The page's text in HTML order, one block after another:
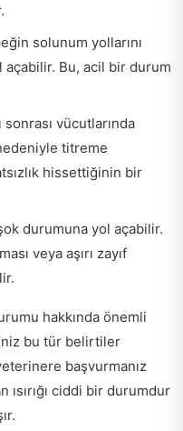
solunum yollarını
açabilir. Bu, acil bir durum
sonrası vücutlarında
titreme
hissettiğinin bir
durumuna yol açabilir.
veya aşırı zayıf
hakkında önemli
bu tür belirtiler
başvurmanız
ısırığı ciddi bir durumdur